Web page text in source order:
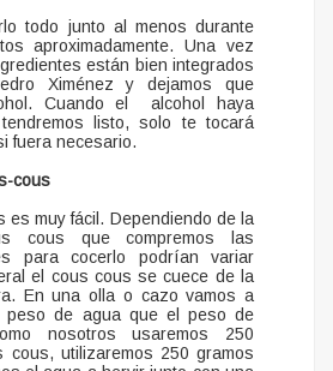
todo junto al menos durante
aproximadamente. Una vez
están bien integrados
Ximénez y dejamos que
Cuando el alcohol haya
listo, solo te tocará
fuera necesario.
cous
es muy fácil. Dependiendo de la
cous que compremos las
para cocerlo podrían variar
el cous cous se cuece de la
En una olla o cazo vamos a
peso de agua que el peso de
nosotros usaremos 250
cous, utilizaremos 250 gramos